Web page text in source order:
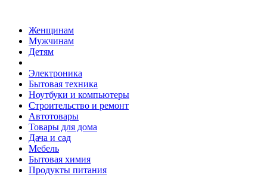
Женщинам
Мужчинам
Детям
Электроника
Бытовая техника
Ноутбуки и компьютеры
Строительство и ремонт
Автотовары
Товары для дома
Дача и сад
Мебель
Бытовая химия
Продукты питания